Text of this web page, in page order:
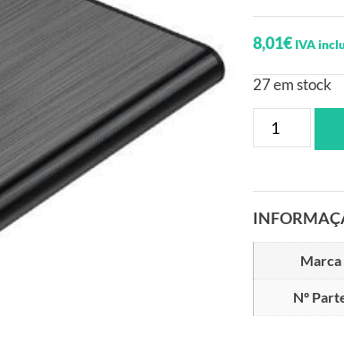
8,01€ IVA
27 em stock
Marca
Nº